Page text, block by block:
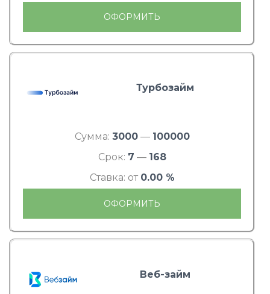
ОФОРМИТЬ
Турбозайм
Сумма: 3000— 100000
Срок: 7 — 168
Ставка: от 0.00 %
ОФОРМИТЬ
Веб-займ